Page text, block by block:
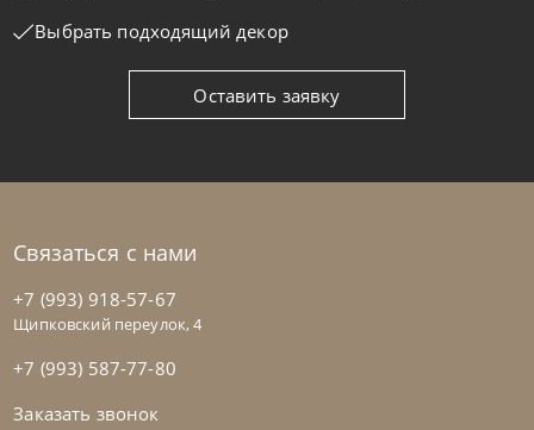
Rimar
Выбрать подходящий декор
Оставить заявку
Связаться с нами
+7 (993) 918-57-67
Щипковский переулок, 4
+7 (993) 587-77-80
Заказать звонок